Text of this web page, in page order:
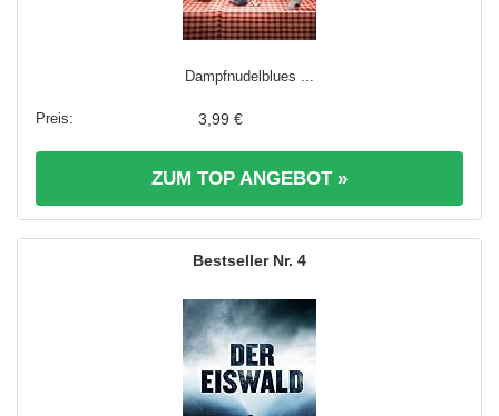
Dampfnudelblues ...
3,99 €
ZUM TOP ANGEBOT »
4